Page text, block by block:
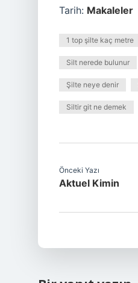
Tarih: Makaleler
1 top şilte kaç metre
Silt nerede bulunur
Şilte neye denir
Siltir git ne demek
Önceki Yazı
Aktuel Kimin